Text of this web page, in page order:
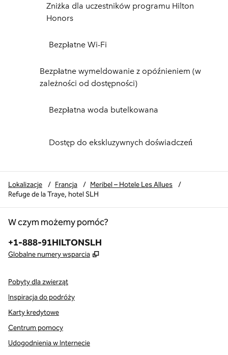
Zniżka dla uczestników programu Hilton
Honors
Bezpłatne Wi-Fi
Bezpłatne wymeldowanie z opóźnieniem (w
zależności od dostępności)
Bezpłatna woda butelkowana
Dostęp do ekskluzywnych doświadczeń
Lokalizacje / Francja / Meribel – Hotele Les Allues
/
Refuge de la Traye, hotel SLH
W czym możemy pomóc?
Telefon:
+1-888-91HILTONSLH
Globalne numery wsparcia ,
Pobyty dla zwierząt
Inspiracja do podróży
Karty kredytowe
Centrum pomocy
Udogodnienia w Internecie